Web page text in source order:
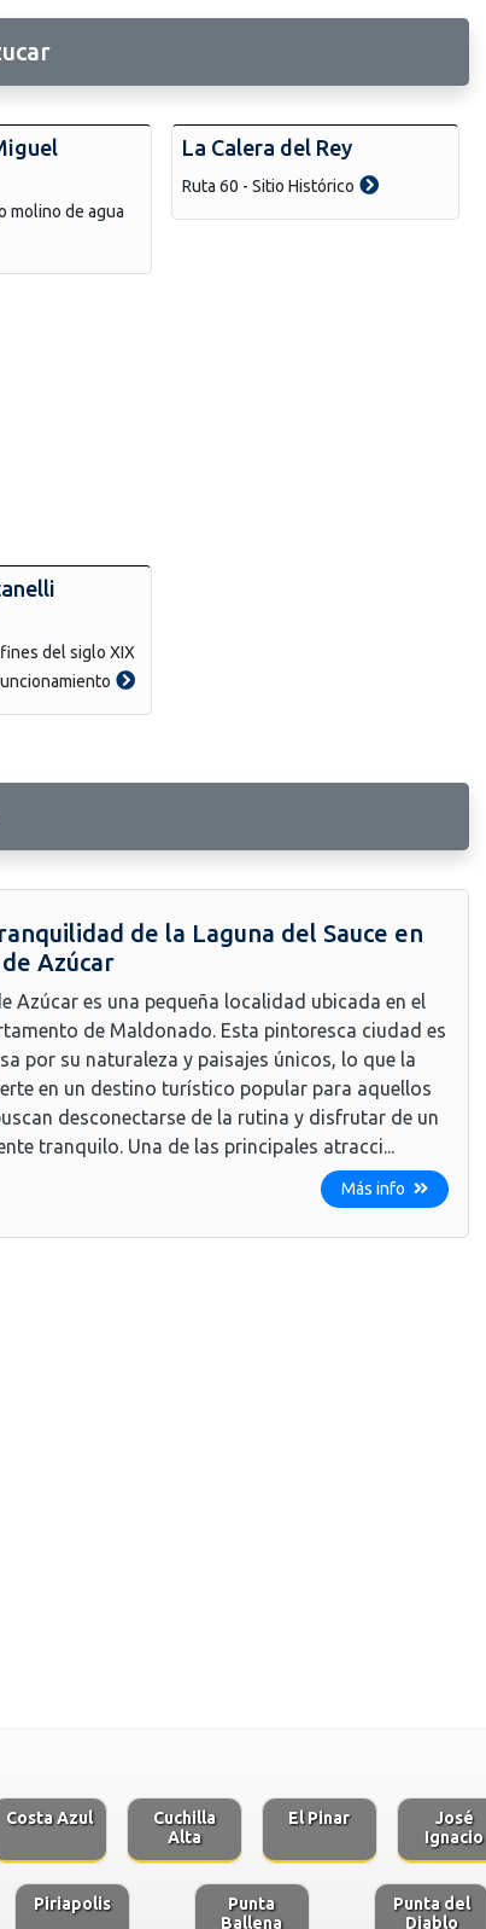
molino de agua
La Calera del Rey
Ruta 60 - Sitio Histórico
del siglo XIX
de la Laguna del Sauce en
Azúcar
Azúcar es una pequeña localidad ubicada en el
de Maldonado. Esta pintoresca ciudad es
por su naturaleza y paisajes únicos, lo que la
en un destino turístico popular para aquellos
desconectarse de la rutina y disfrutar de un
tranquilo. Una de las principales atracci...
Más info
Costa Azul
Cuchilla
Alta
El Pinar
José
Ignacio
Piriapolis
Punta
Ballena
Punta del
Diablo